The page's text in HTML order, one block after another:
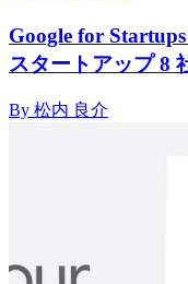
Google for
スタートアップ 8
By 松内 良介